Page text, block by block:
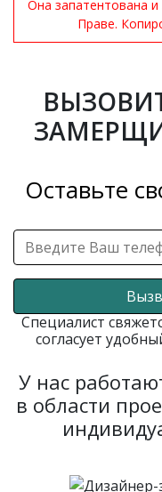
Она запатентована
Праве.
Оставьте
Специалист
согласует
У нас
в области